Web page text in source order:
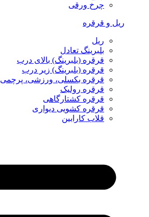
چرخ ورقی
ریل و قرقره
ریل
بلبرینگ تعادل
قرقره (بلبرینگ) بالای درب
قرقره (بلبرینگ) زیر درب
قرقره بکسلی، ورزشی، پرچمی
قرقره رولیک
قرقره کشتارگاهی
قرقره کشویی دیواری
قلاب کارابین